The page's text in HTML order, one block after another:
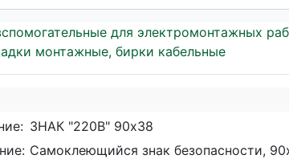
для электромонтажных
монтажные, бирки кабельные
ЗНАК "220В" 90х38
Самоклеющийся знак безопасности,